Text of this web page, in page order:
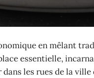
en mêlant
essentielle,
les rues de la